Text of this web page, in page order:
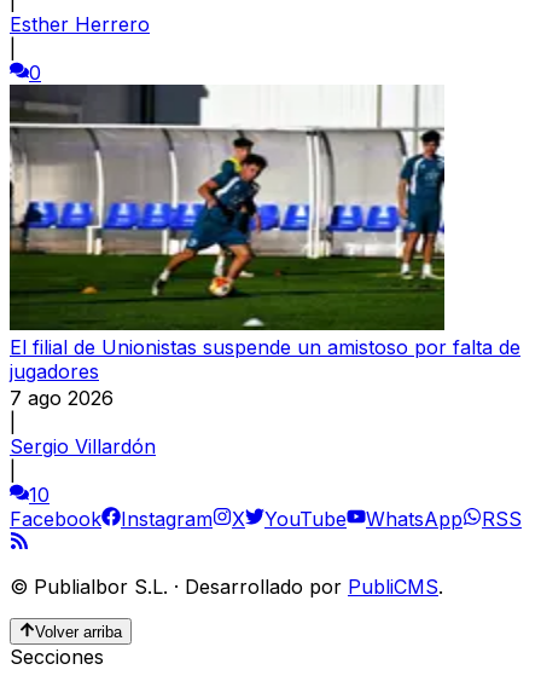
Esther Herrero
0
El filial de Unionistas suspende un amistoso por falta de
jugadores
7 ago 2026
Sergio Villardón
10
Facebook
Instagram X YouTube WhatsApp RSS
© Publialbor S.L. · Desarrollado por PubliCMS.
Volver arriba
Secciones